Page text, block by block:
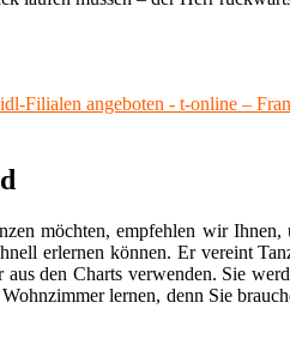
Filialen angeboten - t-online –
möchten, empfehlen wir
erlernen können. Er vereint
den Charts verwenden. Sie
lernen, denn Sie